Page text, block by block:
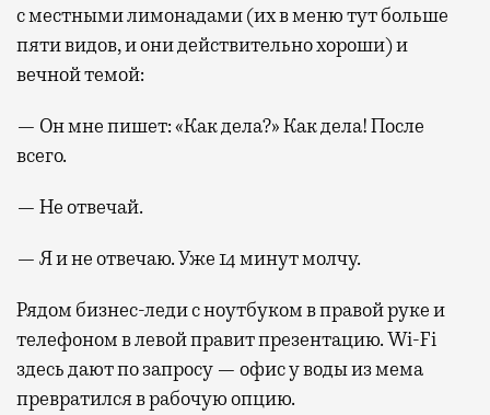
с местными лимонадами (их в меню тут больше
пяти видов, и они действительно хороши) и
вечной темой:
— Он мне пишет: «Как дела?» Как дела! После
всего.
— Не отвечай.
— Я и не отвечаю. Уже 14 минут молчу.
Рядом бизнес-леди с ноутбуком в правой руке и
телефоном в левой правит презентацию. Wi-Fi
здесь дают по запросу — офис у воды из мема
превратился в рабочую опцию.